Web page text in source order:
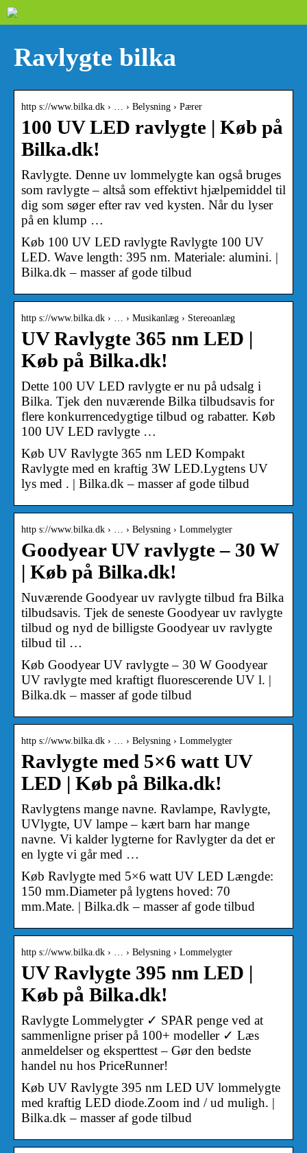
Ravlygte bilka
http s://www.bilka.dk › … › Belysning › Pærer
100 UV LED ravlygte | Køb på
Bilka.dk!
Ravlygte. Denne uv lommelygte kan også bruges
som ravlygte – altså som effektivt hjælpemiddel til
dig som søger efter rav ved kysten. Når du lyser
på en klump …
Køb 100 UV LED ravlygte Ravlygte 100 UV
LED. Wave length: 395 nm. Materiale: alumini. |
Bilka.dk – masser af gode tilbud
http s://www.bilka.dk › … › Musikanlæg › Stereoanlæg
UV Ravlygte 365 nm LED |
Køb på Bilka.dk!
Dette 100 UV LED ravlygte er nu på udsalg i
Bilka. Tjek den nuværende Bilka tilbudsavis for
flere konkurrencedygtige tilbud og rabatter. Køb
100 UV LED ravlygte …
Køb UV Ravlygte 365 nm LED Kompakt
Ravlygte med en kraftig 3W LED.Lygtens UV
lys med . | Bilka.dk – masser af gode tilbud
http s://www.bilka.dk › … › Belysning › Lommelygter
Goodyear UV ravlygte – 30 W
| Køb på Bilka.dk!
Nuværende Goodyear uv ravlygte tilbud fra Bilka
tilbudsavis. Tjek de seneste Goodyear uv ravlygte
tilbud og nyd de billigste Goodyear uv ravlygte
tilbud til …
Køb Goodyear UV ravlygte – 30 W Goodyear
UV ravlygte med kraftigt fluorescerende UV l. |
Bilka.dk – masser af gode tilbud
http s://www.bilka.dk › … › Belysning › Lommelygter
Ravlygte med 5×6 watt UV
LED | Køb på Bilka.dk!
Ravlygtens mange navne. Ravlampe, Ravlygte,
UVlygte, UV lampe – kært barn har mange
navne. Vi kalder lygterne for Ravlygter da det er
en lygte vi går med …
Køb Ravlygte med 5×6 watt UV LED Længde:
150 mm.Diameter på lygtens hoved: 70
mm.Mate. | Bilka.dk – masser af gode tilbud
http s://www.bilka.dk › … › Belysning › Lommelygter
UV Ravlygte 395 nm LED |
Køb på Bilka.dk!
Ravlygte Lommelygter ✓ SPAR penge ved at
sammenligne priser på 100+ modeller ✓ Læs
anmeldelser og eksperttest – Gør den bedste
handel nu hos PriceRunner!
Køb UV Ravlygte 395 nm LED UV lommelygte
med kraftig LED diode.Zoom ind / ud muligh. |
Bilka.dk – masser af gode tilbud